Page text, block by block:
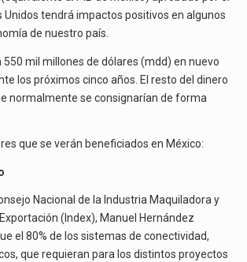
El Tribunal Federal de Justicia Administrativa (TFJA), a través de su Segunda Sala Regional en…
SE
BENEFICIARÍAN?
Unidos tendrá impactos positivos en algunos
de nuestro país.
mil millones de dólares (mdd) en nuevo
los próximos cinco años. El resto del dinero
normalmente se consignarían de forma
que se verán beneficiados en México:
Nacional de la Industria Maquiladora y
(Index), Manuel Hernández
el 80% de los sistemas de conectividad,
que requieran para los distintos proyectos